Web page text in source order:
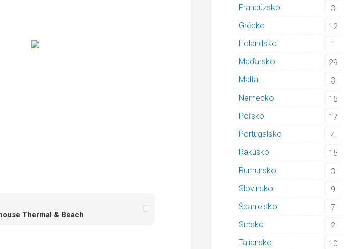
Thermal & Beach
Francúzsko
3
Grécko
12
Holandsko
1
Maďarsko
29
Malta
3
Nemecko
15
Poľsko
17
Portugalsko
4
Rakúsko
15
Rumunsko
3
Slovinsko
9
Španielsko
7
Srbsko
2
Taliansko
10